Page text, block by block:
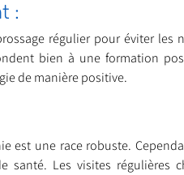
:
régulier pour éviter les
bien à une formation
de manière positive.
est une race robuste.
santé. Les visites régulières